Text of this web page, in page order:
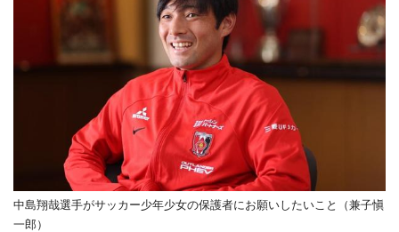
中島翔哉選手がサッカー少年少女の保護者にお願いしたいこと（兼子愼
一郎）